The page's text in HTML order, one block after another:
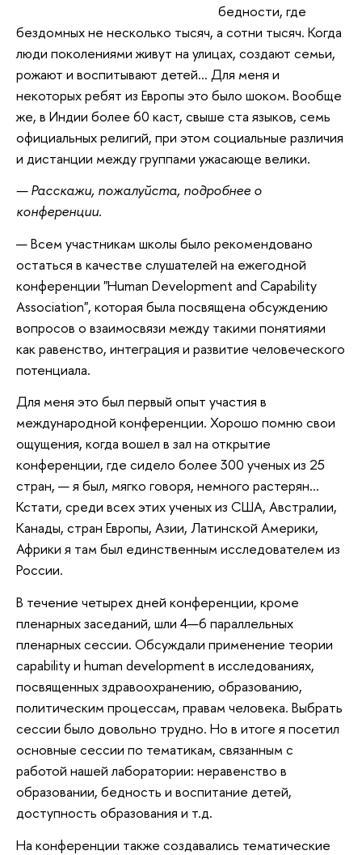
бедности, где
бездомных не несколько тысяч, а сотни тысяч. Когда
люди поколениями живут на улицах, создают семьи,
рожают и воспитывают детей… Для меня и
некоторых ребят из Европы это было шоком. Вообще
же, в Индии более 60 каст, свыше ста языков, семь
официальных религий, при этом социальные различия
и дистанции между группами ужасающе велики.
— Расскажи, пожалуйста, подробнее о
конференции.
— Всем участникам школы было рекомендовано
остаться в качестве слушателей на ежегодной
конференции "Human Development and Capability
Association", которая была посвящена обсуждению
вопросов о взаимосвязи между такими понятиями
как равенство, интеграция и развитие человеческого
потенциала.
Для меня это был первый опыт участия в
международной конференции. Хорошо помню свои
ощущения, когда вошел в зал на открытие
конференции, где сидело более 300 ученых из 25
стран, — я был, мягко говоря, немного растерян…
Кстати, среди всех этих ученых из США, Австралии,
Канады, стран Европы, Азии, Латинской Америки,
Африки я там был единственным исследователем из
России.
В течение четырех дней конференции, кроме
пленарных заседаний, шли 4—6 параллельных
пленарных сессии. Обсуждали применение теории
capability и human development в исследованиях,
посвященных здравоохранению, образованию,
политическим процессам, правам человека. Выбрать
сессии было довольно трудно. Но в итоге я посетил
основные сессии по тематикам, связанным с
работой нашей лаборатории: неравенство в
образовании, бедность и воспитание детей,
доступность образования и т.д.
На конференции также создавались тематические